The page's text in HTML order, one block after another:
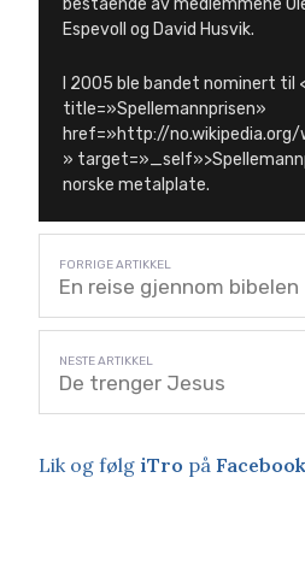
bestående av medlemmene
Espevoll og David Husvik.
I 2005 ble bandet nominert til
title=»Spellemannprisen»
href=»http://no.wikipedia.org/
»
norske metalplate.
En reise gjennom bibelen
De trenger Jesus
Lik og følg iTro på Facebook